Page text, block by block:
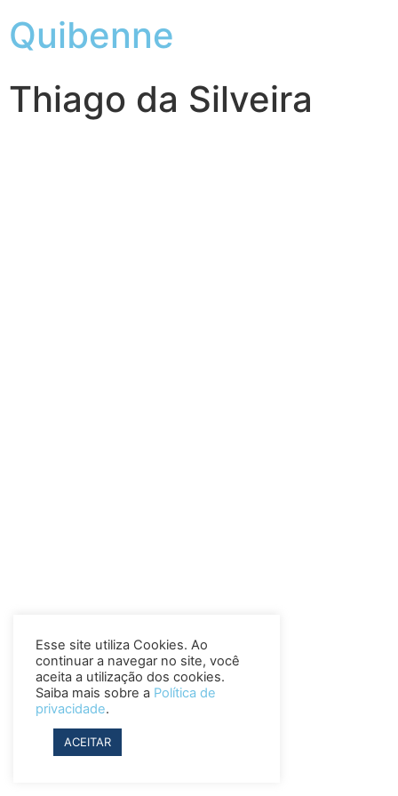
Quibenne
Thiago da Silveira
Esse site utiliza Cookies. Ao
continuar a navegar no site, você
aceita a utilização dos cookies.
Saiba mais sobre a Política de
privacidade.
ACEITAR